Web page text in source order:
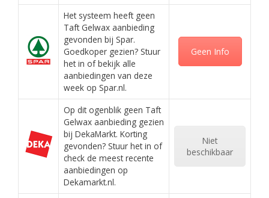
Het systeem heeft geen
Taft Gelwax aanbieding
gevonden bij Spar.
Goedkoper gezien? Stuur
het in of bekijk alle
aanbiedingen van deze
week op Spar.nl.
Geen Info
Op dit ogenblik geen Taft
Gelwax aanbieding gezien
bij DekaMarkt. Korting
gevonden? Stuur het in of
check de meest recente
aanbiedingen op
Dekamarkt.nl.
Niet
beschikbaar